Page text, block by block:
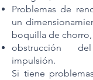
Problemas de
un
boquilla de chorro,
obstrucción
impulsión.
Si tiene